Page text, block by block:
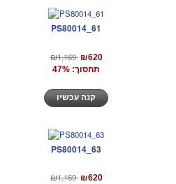
PS80014_61
₪1,169 ₪620
תחסוך: 47%
PS80014_63
₪1,169 ₪620